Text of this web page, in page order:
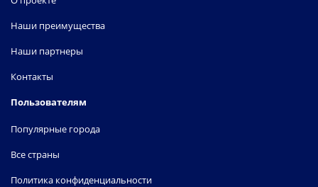
Наши преимущества
Наши партнеры
Контакты
Пользователям
Популярные города
Все страны
Политика конфиденциальности